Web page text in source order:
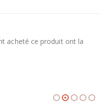
acheté ce produit ont la